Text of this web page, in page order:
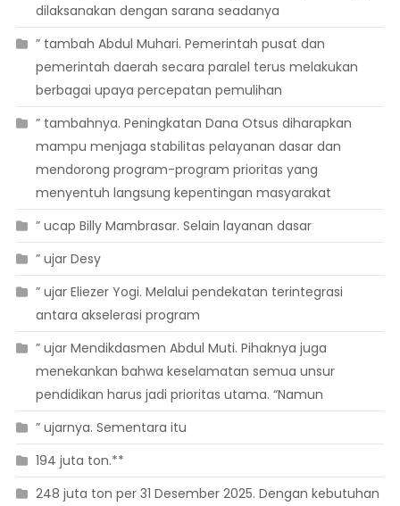
dilaksanakan dengan sarana seadanya
” tambah Abdul Muhari. Pemerintah pusat dan
pemerintah daerah secara paralel terus melakukan
berbagai upaya percepatan pemulihan
” tambahnya. Peningkatan Dana Otsus diharapkan
mampu menjaga stabilitas pelayanan dasar dan
mendorong program-program prioritas yang
menyentuh langsung kepentingan masyarakat
” ucap Billy Mambrasar. Selain layanan dasar
” ujar Desy
” ujar Eliezer Yogi. Melalui pendekatan terintegrasi
antara akselerasi program
” ujar Mendikdasmen Abdul Muti. Pihaknya juga
menekankan bahwa keselamatan semua unsur
pendidikan harus jadi prioritas utama. “Namun
” ujarnya. Sementara itu
194 juta ton.**
248 juta ton per 31 Desember 2025. Dengan kebutuhan